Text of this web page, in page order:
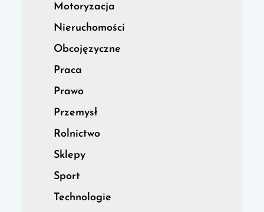
Motoryzacja
Nieruchomości
Obcojęzyczne
Praca
Prawo
Przemysł
Rolnictwo
Sklepy
Sport
Technologie